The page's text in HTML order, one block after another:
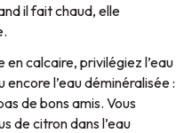
il fait chaud, elle
en calcaire, privilégiez l’eau
encore l’eau déminéralisée :
de bons amis. Vous
de citron dans l’eau